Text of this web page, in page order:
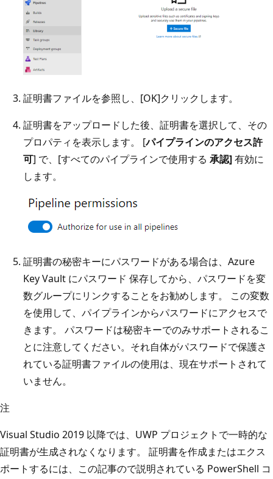
証明書ファイルを参照し、[OK]クリックします。
証明書をアップロードした後、証明書を選択して、その
プロパティを表示します。 [パイプラインのアクセス許
可] で、[すべてのパイプラインで使用する 承認]有効に
します。
証明書の秘密キーにパスワードがある場合は、Azure
Key Vault にパスワード 保存してから、パスワードを変
数グループにリンクすることをお勧めします。 この変数
を使用して、パイプラインからパスワードにアクセスで
きます。 パスワードは秘密キーでのみサポートされるこ
とに注意してください。それ自体がパスワードで保護さ
れている証明書ファイルの使用は、現在サポートされて
いません。
注
Visual Studio 2019 以降では、UWP プロジェクトで一時的な
証明書が生成されなくなります。 証明書を作成またはエクス
ポートするには、この記事ので説明されている PowerShell コ